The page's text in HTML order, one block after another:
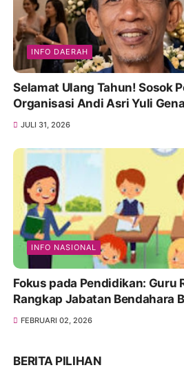
INFO DAERAH
Selamat Ulang Tahun! Sosok
Organisasi Andi Asri Yuli
JULI 31, 2026
INFO NASIONAL
Fokus pada Pendidikan: Guru
Rangkap Jabatan Bendahara
FEBRUARI 02, 2026
BERITA PILIHAN